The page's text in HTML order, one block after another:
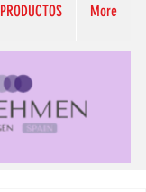
PRODUCTOS More